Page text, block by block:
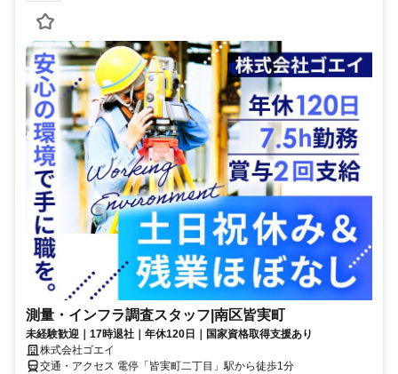
測量・インフラ調査スタッフ|南区皆実町
未経験歓迎｜17時退社｜年休120日｜国家資格取得支援あり
株式会社ゴエイ
交通・アクセス 電停「皆実町二丁目」駅から徒歩1分